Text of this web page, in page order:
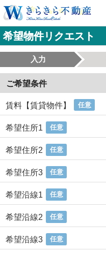
希望物件リクエスト
入力
ご希望条件
賃料【賃貸物件】 任意
希望住所1 任意
希望住所2 任意
希望住所3 任意
希望沿線1 任意
希望沿線2 任意
希望沿線3 任意